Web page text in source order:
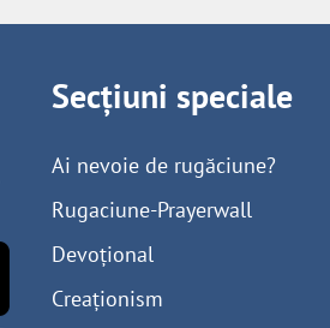
Secțiuni speciale
Ai nevoie de rugăciune?
Rugaciune-Prayerwall
Devoțional
Creaționism